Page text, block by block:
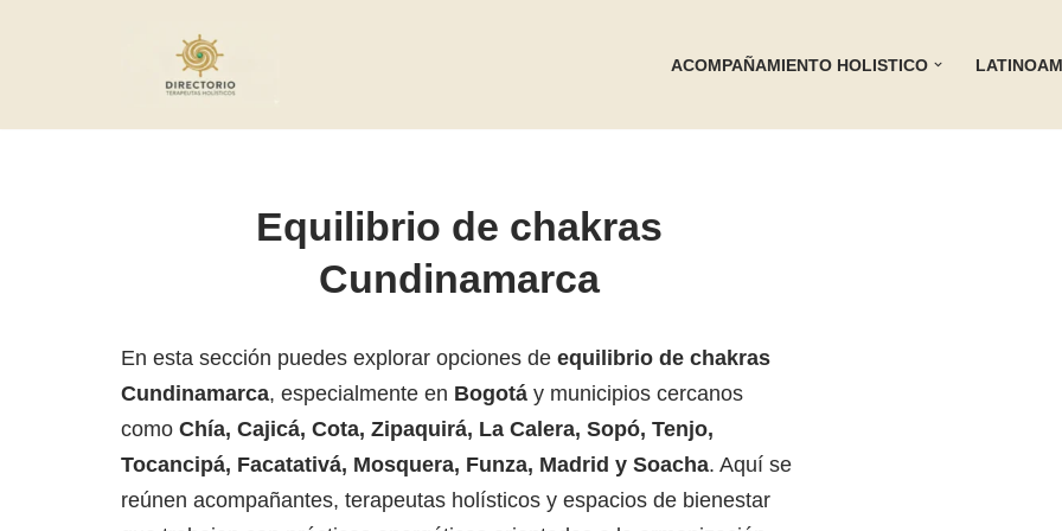
ACOMPAÑAMIENTO HOLISTICO
Equilibrio de chakras
Cundinamarca
En esta sección puedes explorar opciones de equilibrio de chakras
Cundinamarca, especialmente en Bogotá y municipios cercanos
como Chía, Cajicá, Cota, Zipaquirá, La Calera, Sopó, Tenjo,
Tocancipá, Facatativá, Mosquera, Funza, Madrid y Soacha. Aquí se
reúnen acompañantes, terapeutas holísticos y espacios de bienestar